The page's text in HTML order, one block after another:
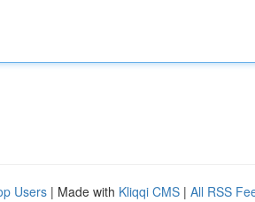
Users | Made with Kliqqi CMS | All RSS